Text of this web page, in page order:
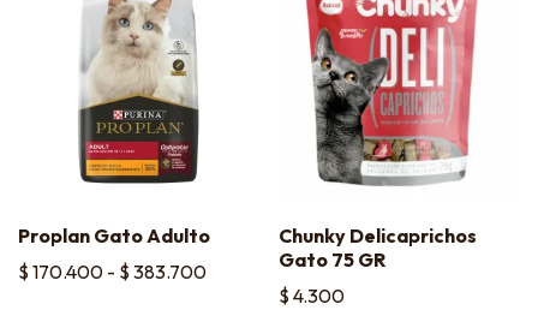
Proplan Gato Adulto
$ 170.400 - $ 383.700
Chunky Delicaprichos
Gato 75 GR
$ 4.300